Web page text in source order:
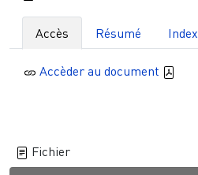
Accès Résumé Index
Accèder au document
Fichier